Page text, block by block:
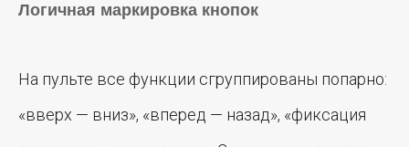
Логичная маркировка кнопок
На пульте все функции сгруппированы попарно:
«вверх — вниз», «вперед — назад», «фиксация